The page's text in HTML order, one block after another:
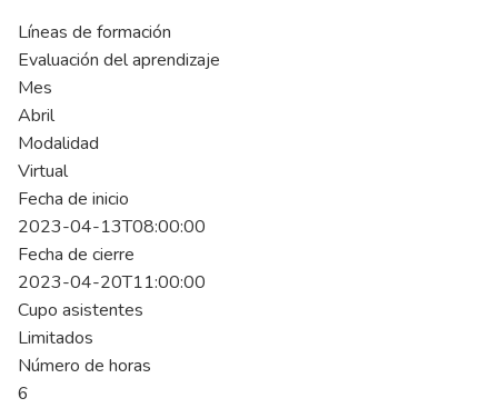
Líneas de formación
Evaluación del aprendizaje
Mes
Abril
Modalidad
Virtual
Fecha de inicio
2023-04-13T08:00:00
Fecha de cierre
2023-04-20T11:00:00
Cupo asistentes
Limitados
Número de horas
6